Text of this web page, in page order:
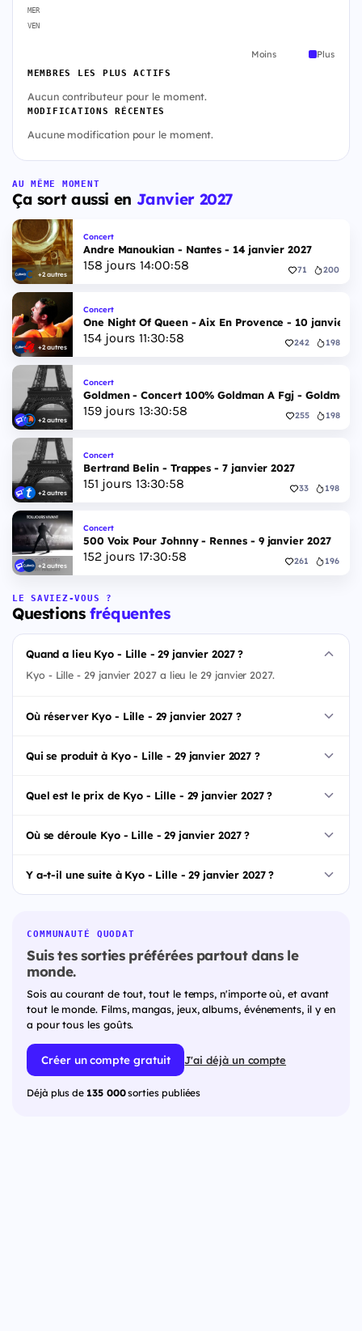
MER
VEN
Moins Plus
MEMBRES LES PLUS ACTIFS
Aucun contributeur pour le moment.
MODIFICATIONS RÉCENTES
Aucune modification pour le moment.
AU MÊME MOMENT
Ça sort aussi en Janvier 2027
+2 autres
Concert
Andre Manoukian - Nantes - 14 janvier 2027
158 jours 14:00:57 71 200
+2 autres
Concert
One Night Of Queen - Aix En Provence - 10 janvier
154jours 11:30:57 242 198
+2 autres
Concert
Goldmen - Concert 100% Goldman A Fgj - Goldmen
159jours 13:30:57 255 198
+2 autres
Concert
Bertrand Belin - Trappes - 7 janvier 2027
151 jours 13:30:57 33 198
+2 autres
Concert
500 Voix Pour Johnny - Rennes - 9 janvier 2027
152jours 17:30:57 261 196
LE SAVIEZ-VOUS ?
Questionsfréquentes
Quand a lieu Kyo - Lille - 29 janvier 2027 ?
Kyo - Lille - 29 janvier 2027 a lieu le 29 janvier 2027.
Où réserver Kyo - Lille - 29 janvier 2027 ?
Qui se produit à Kyo - Lille - 29 janvier 2027 ?
Quel est le prix de Kyo - Lille - 29 janvier 2027 ?
Où se déroule Kyo - Lille - 29 janvier 2027 ?
Y a-t-il une suite à Kyo - Lille - 29 janvier 2027 ?
COMMUNAUTÉ QUODAT
Suis tes sorties préférées partout dans le
monde.
Sois au courant de tout, tout le temps, n'importe où, et avant
tout le monde. Films, mangas, jeux, albums, événements, il y en
a pour tous les goûts.
Créer un compte gratuit J'ai déjà un compte
Déjà plus de 135 000sorties publiées